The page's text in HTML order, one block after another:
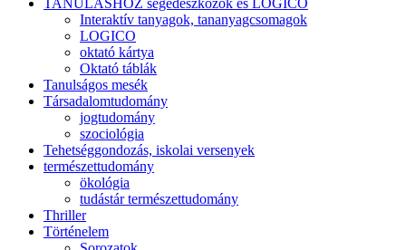
TANULÁSHOZ segédeszközök és LOGICO
Interaktív tanyagok, tananyagcsomagok
LOGICO
oktató kártya
Oktató táblák
Tanulságos mesék
Társadalomtudomány
jogtudomány
szociológia
Tehetséggondozás, iskolai versenyek
természettudomány
ökológia
tudástár természettudomány
Thriller
Történelem